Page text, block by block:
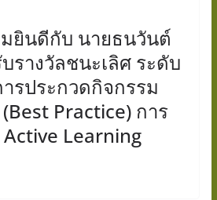
ยินดีกับ นายธนวันต์
รางวัลชนะเลิศ ระดับ
รประกวดกิจกรรม
Practice) การ
Active Learning